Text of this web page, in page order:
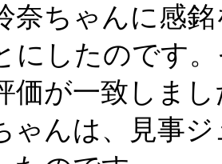
奈ちゃんに感
にしたのです
価が一致しまし
ゃんは、見事